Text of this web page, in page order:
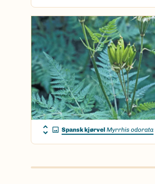
Spansk kjørvel Myrrhis odorata